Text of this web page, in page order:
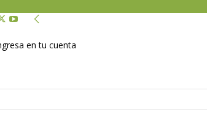
en tu cuenta